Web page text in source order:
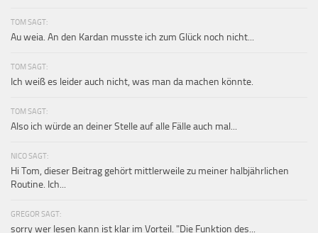
TOM SAGT:
Au weia. An den Kardan musste ich zum Glück noch nicht...
TOM SAGT:
Ich weiß es leider auch nicht, was man da machen könnte.
TOM SAGT:
Also ich würde an deiner Stelle auf alle Fälle auch mal...
NICO SAGT:
Hi Tom, dieser Beitrag gehört mittlerweile zu meiner halbjährlichen
Routine. Ich...
GREGOR SAGT:
sorry wer lesen kann ist klar im Vorteil. "Die Funktion des...